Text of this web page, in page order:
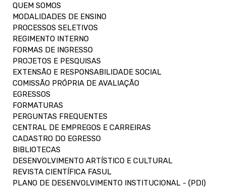
QUEM SOMOS
MODALIDADES DE ENSINO
PROCESSOS SELETIVOS
REGIMENTO INTERNO
FORMAS DE INGRESSO
PROJETOS E PESQUISAS
EXTENSÃO E RESPONSABILIDADE SOCIAL
COMISSÃO PRÓPRIA DE AVALIAÇÃO
EGRESSOS
FORMATURAS
PERGUNTAS FREQUENTES
CENTRAL DE EMPREGOS E CARREIRAS
CADASTRO DO EGRESSO
BIBLIOTECAS
DESENVOLVIMENTO ARTÍSTICO E CULTURAL
REVISTA CIENTÍFICA FASUL
PLANO DE DESENVOLVIMENTO INSTITUCIONAL - (PDI)